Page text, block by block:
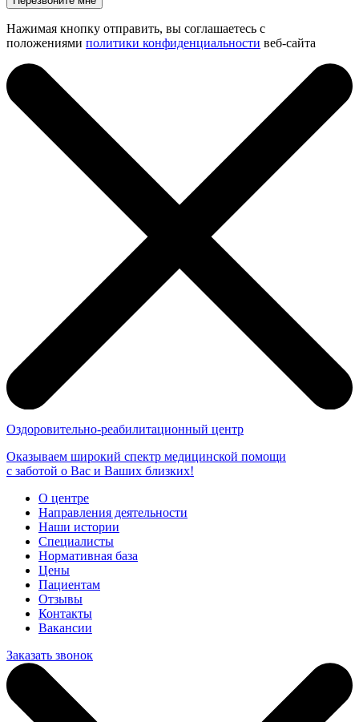
Нажимая кнопку отправить, вы соглашаетесь с
положениями политики конфиденциальности веб-сайта
Оздоровительно-реабилитационный центр
Оказываем широкий спектр медицинской помощи
с заботой о Вас и Ваших близких!
О центре
Направления деятельности
Наши истории
Специалисты
Нормативная база
Цены
Пациентам
Отзывы
Контакты
Вакансии
Заказать звонок